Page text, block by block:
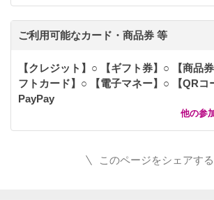
ご利用可能なカード・商品券 等
【クレジット】○ 【ギフト券】○ 【商品
フトカード】○ 【電子マネー】○ 【QRコ
PayPay
他の参
このページをシェアする